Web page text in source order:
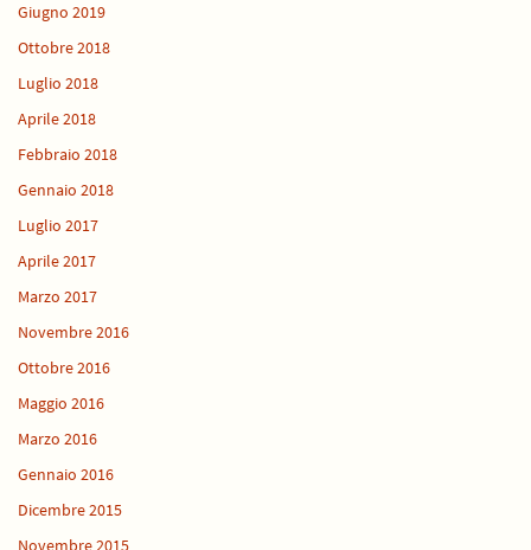
Giugno 2019
Ottobre 2018
Luglio 2018
Aprile 2018
Febbraio 2018
Gennaio 2018
Luglio 2017
Aprile 2017
Marzo 2017
Novembre 2016
Ottobre 2016
Maggio 2016
Marzo 2016
Gennaio 2016
Dicembre 2015
Novembre 2015